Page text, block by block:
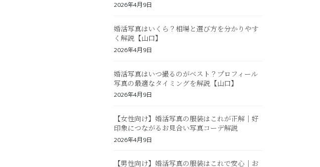
2026年4月9日
婚活写真はいくら？相場と選び方を分かりやす
く解説【山口】
2026年4月9日
婚活写真はいつ撮るのがベスト？プロフィール
写真の最適なタイミングを解説【山口】
2026年4月9日
【女性向け】婚活写真の服装はこれが正解｜好
印象につながるお見合い写真コーデ解説
2026年4月9日
【男性向け】婚活写真の服装はこれで安心｜お